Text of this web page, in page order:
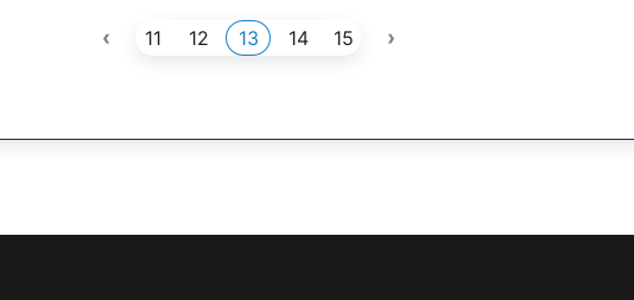
‹ 11 12 13 14 15 ›